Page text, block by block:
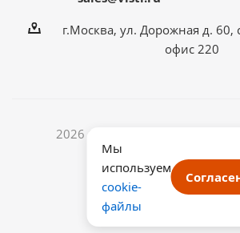
г.Москва, ул. Дорожная д. 60,
офис 220
2026 © ООО ВИСТЛ. Все
ОГРН:
Мы
используем
cookie-
файлы